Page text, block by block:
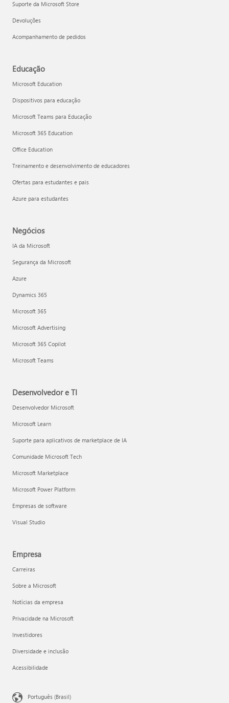
Suporte da Microsoft Store
Devoluções
Acompanhamento de pedidos
Educação
Microsoft Education
Dispositivos para educação
Microsoft Teams para Educação
Microsoft 365 Education
Office Education
Treinamento e desenvolvimento de educadores
Ofertas para estudantes e pais
Azure para estudantes
Negócios
IA da Microsoft
Segurança da Microsoft
Azure
Dynamics 365
Microsoft 365
Microsoft Advertising
Microsoft 365 Copilot
Microsoft Teams
Desenvolvedor e TI
Desenvolvedor Microsoft
Microsoft Learn
Suporte para aplicativos de marketplace de IA
Comunidade Microsoft Tech
Microsoft Marketplace
Microsoft Power Platform
Empresas de software
Visual Studio
Empresa
Carreiras
Sobre a Microsoft
Notícias da empresa
Privacidade na Microsoft
Investidores
Diversidade e inclusão
Acessibilidade
Português (Brasil)